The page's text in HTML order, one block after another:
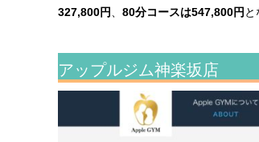
327,800円 80分コースは547,800円 と
アップルジム神楽坂店